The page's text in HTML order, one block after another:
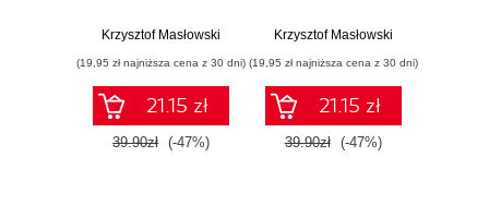
Krzysztof Masłowski
(19,95 zł najniższa cena z 30 dni)
21.15 zł
39.90zł (-47%)
Krzysztof Masłowski
(19,95 zł najniższa cena z 30 dni)
21.15 zł
39.90zł (-47%)